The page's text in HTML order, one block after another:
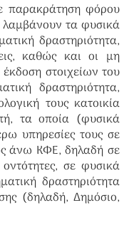
παρακράτηση φόρου
λαμβάνουν τα φυσικά
δραστηριότητα,
καθώς και οι μη
στοιχείων του
δραστηριότητα,
τους κατοικία
τα οποία (φυσικά
υπηρεσίες τους σε
άνω ΚΦΕ, δηλαδή σε
σε φυσικά
δραστηριότητα
(δηλαδή, Δημόσιο,